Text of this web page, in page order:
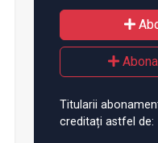
Titularii
creditați astfel de: